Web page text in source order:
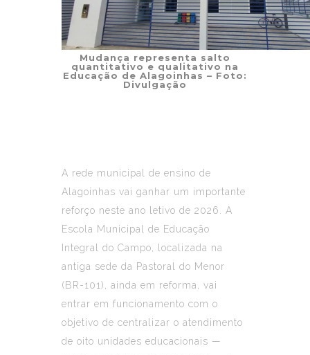
Mudança representa salto
quantitativo e qualitativo na
Educação de Alagoinhas – Foto:
Divulgação
A rede municipal de ensino de
Alagoinhas vai ganhar um importante
reforço neste ano letivo de 2026. A
Escola Municipal de Educação
Integral do Campo, localizada na
antiga sede da Pastoral do Menor
(BR-101), ainda em reforma, vai
entrar em funcionamento com o
objetivo de centralizar o atendimento
de oito unidades educacionais —